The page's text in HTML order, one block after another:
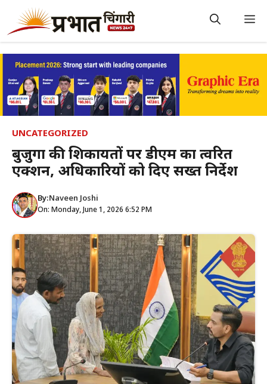
content
UNCATEGORIZED
बुजुर्गों की शिकायतों पर डीएम का त्वरित
एक्शन, अधिकारियों को दिए सख्त निर्देश
By:Naveen Joshi
On: Monday, June 1, 2026 6:52 PM